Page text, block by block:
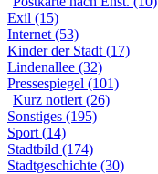
Exil (15)
Internet (53)
Kinder der Stadt (17)
Lindenallee (32)
Pressespiegel (101)
Kurz notiert (26)
Sonstiges (195)
Sport (14)
Stadtbild (174)
Stadtgeschichte (30)